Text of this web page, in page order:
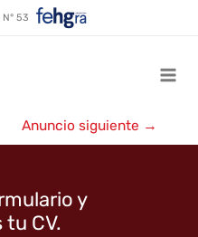
53
Anuncio siguiente →
y
CV.